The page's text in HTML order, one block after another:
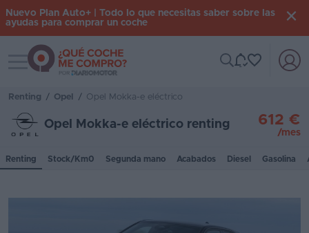
Iniciar
Inicio
Coches
Nuevo Plan Auto+ | Todo lo que necesitas saber sobre las
ayudas para comprar un coche
Toggle navigation
Renting / Opel / Opel Mokka-e eléctrico
Opel Mokka-e eléctrico renting 612 €
/mes
Renting Stock/Km0 Segunda mano Acabados Diesel Gasolina